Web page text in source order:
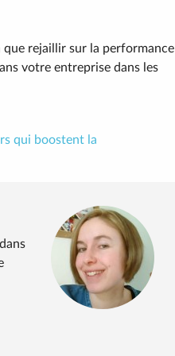
que rejaillir sur la performance
votre entreprise dans les
qui boostent la